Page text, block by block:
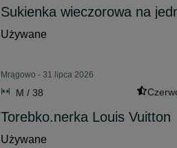
Sukienka wieczorowa na
Używane
Mrągowo - 31 lipca 2026
M / 38
Torebko.nerka Louis Vuitton
Używane